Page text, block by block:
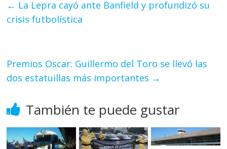
← La Lepra cayó ante Banfield y profundizó su
crisis futbolística
Premios Oscar: Guillermo del Toro se llevó las
dos estatuillas más importantes →
También te puede gustar